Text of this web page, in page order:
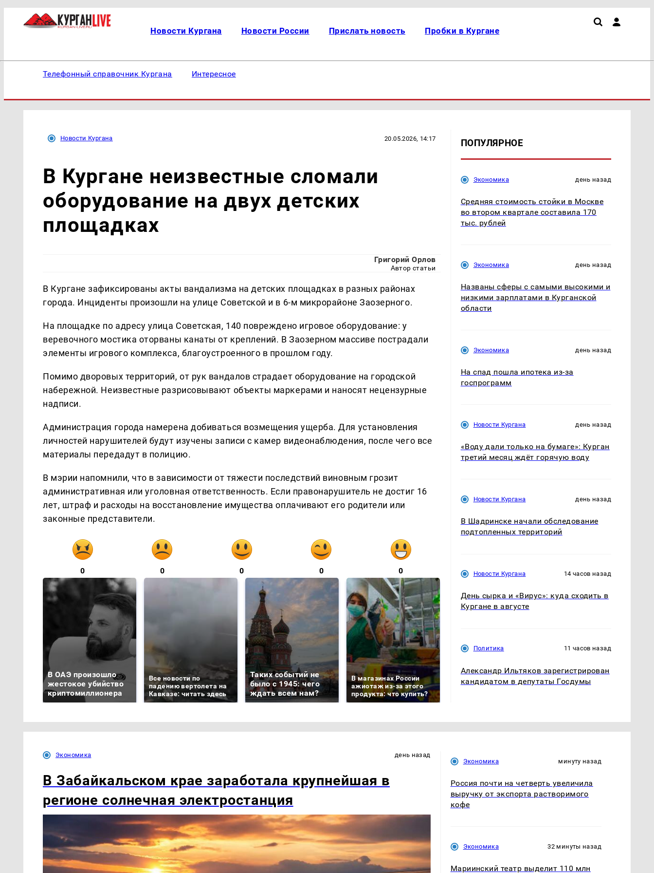
Новости Кургана Новости России Прислать новость Пробки в Кургане
Телефонный справочник Кургана Интересное
Новости Кургана 20.05.2026, 14:17
В Кургане неизвестные сломали
оборудование на двух детских
площадках
Григорий Орлов
Автор статьи
В Кургане зафиксированы акты вандализма на детских площадках в разных районах
города. Инциденты произошли на улице Советской и в 6-м микрорайоне Заозерного.
На площадке по адресу улица Советская, 140 повреждено игровое оборудование: у
веревочного мостика оторваны канаты от креплений. В Заозерном массиве пострадали
элементы игрового комплекса, благоустроенного в прошлом году.
Помимо дворовых территорий, от рук вандалов страдает оборудование на городской
набережной. Неизвестные разрисовывают объекты маркерами и наносят нецензурные
надписи.
Администрация города намерена добиваться возмещения ущерба. Для установления
личностей нарушителей будут изучены записи с камер видеонаблюдения, после чего все
материалы передадут в полицию.
В мэрии напомнили, что в зависимости от тяжести последствий виновным грозит
административная или уголовная ответственность. Если правонарушитель не достиг 16
лет, штраф и расходы на восстановление имущества оплачивают его родители или
законные представители.
0 0 0 0 0
В ОАЭ произошло
жестокое убийство
криптомиллионера
Все новости по
падению вертолета на
Кавказе: читать здесь
Таких событий не
было с 1945: чего
ждать всем нам?
В магазинах России
ажиотаж из-за этого
продукта: что купить?
полицейскую
машину напали и
Где будет встреча
президентов США и
ПОПУЛЯРНОЕ
Экономика день назад
Средняя стоимость стойки в Москве
во втором квартале составила 170
тыс. рублей
Экономика день назад
Названы сферы с самыми высокими и
низкими зарплатами в Курганской
области
Экономика день назад
На спад пошла ипотека из-за
госпрограмм
Новости Кургана день назад
«Воду дали только на бумаге»: Курган
третий месяц ждёт горячую воду
Новости Кургана день назад
В Шадринске начали обследование
подтопленных территорий
Новости Кургана 14 часов назад
День сырка и «Вирус»: куда сходить в
Кургане в августе
Политика 11 часов назад
Александр Ильтяков зарегистрирован
кандидатом в депутаты Госдумы
Экономика день назад
В Забайкальском крае заработала крупнейшая в
регионе солнечная электростанция
Экономика минуту назад
Россия почти на четверть увеличила
выручку от экспорта растворимого
кофе
Экономика 32 минуты назад
Мариинский театр выделит 110 млн